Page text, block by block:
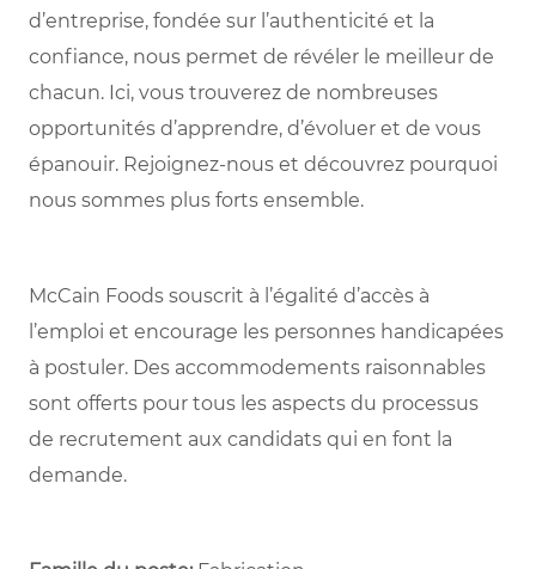
d’entreprise, fondée sur l’authenticité et la
confiance, nous permet de révéler le meilleur de
chacun. Ici, vous trouverez de nombreuses
opportunités d’apprendre, d’évoluer et de vous
épanouir. Rejoignez-nous et découvrez pourquoi
nous sommes plus forts ensemble.
McCain Foods souscrit à l’égalité d’accès à
l’emploi et encourage les personnes handicapées
à postuler. Des accommodements raisonnables
sont offerts pour tous les aspects du processus
de recrutement aux candidats qui en font la
demande.